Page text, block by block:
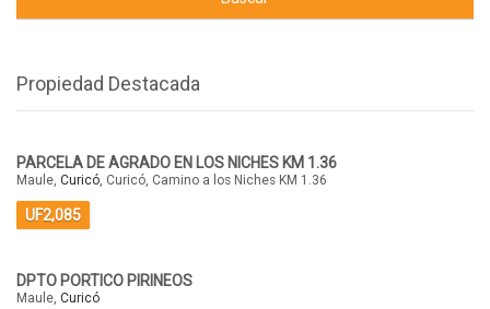
Propiedad Destacada
PARCELA DE AGRADO EN LOS NICHES KM 1.36
Maule, Curicó, Curicó, Camino a los Niches KM 1.36
UF2,085
DPTO PORTICO PIRINEOS
Maule, Curicó